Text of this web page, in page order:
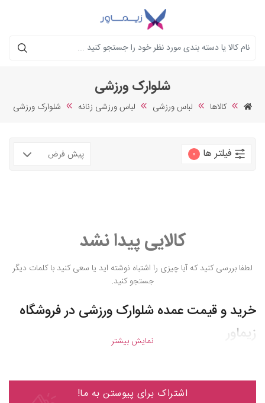
جستجو
شلوارک ورزشی
کالاها لباس ورزشی لباس ورزشی زنانه شلوارک ورزشی
فیلتر ها 0
کالایی پیدا نشد
لطفا بررسی کنید که آیا چیزی را اشتباه نوشته اید یا سعی کنید با کلمات دیگر
جستجو کنید.
خرید و قیمت عمده شلوارک ورزشی در فروشگاه
زیماور
نمایش بیشتر
اشتراک برای پیوستن به ما!